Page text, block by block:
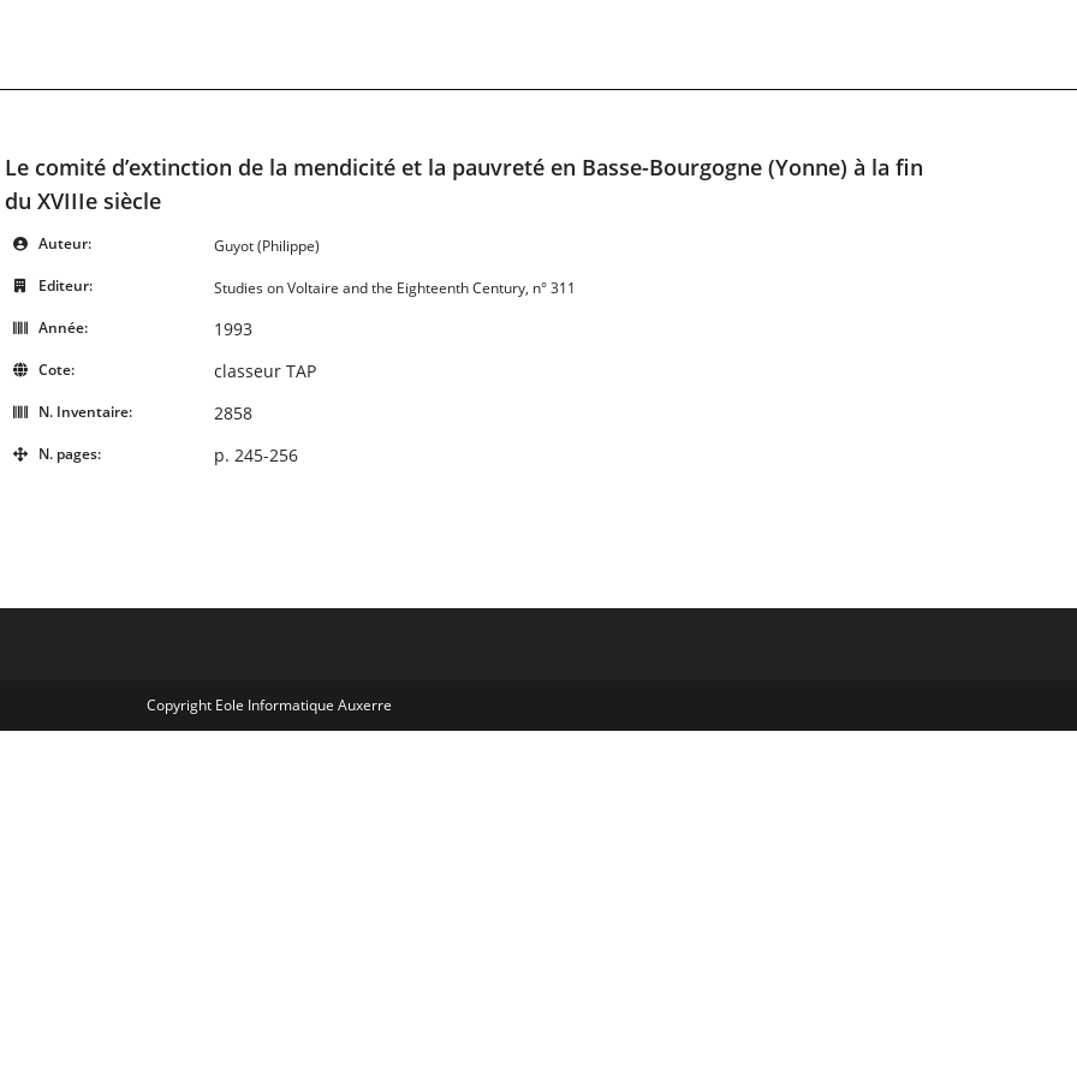
Le comité d’extinction de la mendicité et la pauvreté en Basse-Bourgogne (Yonne) à la fin
du XVIIIe siècle
Auteur:
Guyot (Philippe)
Editeur:
Studies on Voltaire and the Eighteenth Century, n° 311
Année:
1993
Cote: classeur TAP
N. Inventaire: 2858
N. pages: p. 245-256
Copyright Eole Informatique Auxerre